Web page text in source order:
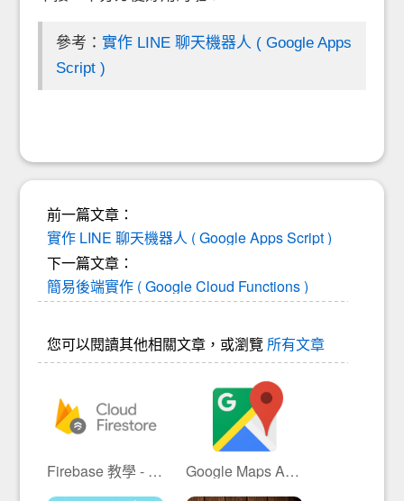
參考：實作 LINE 聊天機器人 ( Google Apps
Script )
前一篇文章：
實作 LINE 聊天機器人 ( Google Apps Script )
下一篇文章：
簡易後端實作 ( Google Cloud Functions )
您可以閱讀其他相關文章，或瀏覽 所有文章
Firebase 教學 - Firestore 安裝、寫入和讀取 Google Maps API - 網頁載入地圖 ( 起手式 )